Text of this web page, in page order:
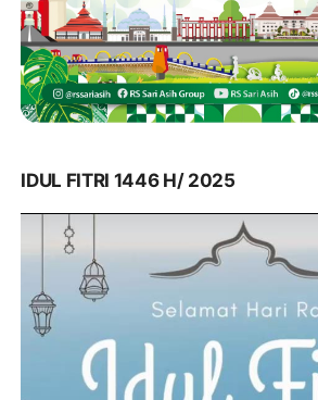
IDUL FITRI 1446 H/ 2025